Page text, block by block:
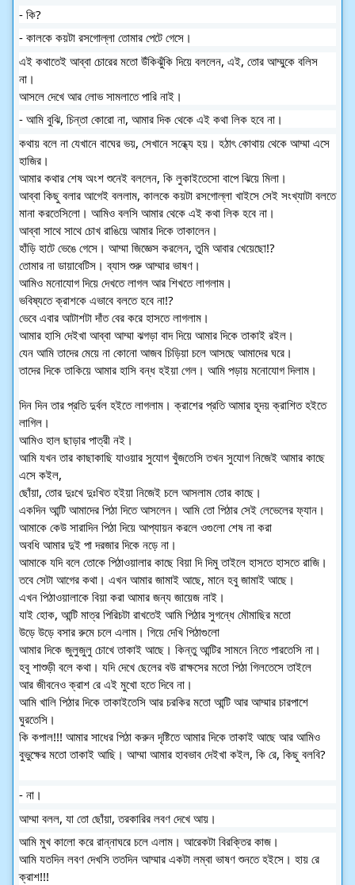
- কি?
- কালকে কয়টা রসগোল্লা তোমার পেটে গেসে।
এই কথাতেই আব্বা চোরের মতো উঁকিঝুঁকি দিয়ে বললেন, এই, তোর আম্মুকে বলিস
না।
আসলে দেখে আর লোভ সামলাতে পারি নাই।
- আমি বুঝি, চিন্তা কোরো না, আমার দিক থেকে এই কথা লিক হবে না।
কথায় বলে না যেখানে বাঘের ভয়, সেখানে সন্ধ্যে হয়। হঠাৎ কোথায় থেকে আম্মা এসে
হাজির।
আমার কথার শেষ অংশ শুনেই বললেন, কি লুকাইতেসো বাপে ঝিয়ে মিলা।
আব্বা কিছু বলার আগেই বললাম, কালকে কয়টা রসগোল্লা খাইসে সেই সংখ্যাটা বলতে
মানা করতেসিলো। আমিও বলসি আমার থেকে এই কথা লিক হবে না।
আব্বা সাথে সাথে চোখ রাঙিয়ে আমার দিকে তাকালেন।
হাঁড়ি হাটে ভেঙে গেসে। আম্মা জিজ্ঞেস করলেন, তুমি আবার খেয়েছো!?
তোমার না ডায়াবেটিস। ব্যাস শুরু আম্মার ভাষণ।
আমিও মনোযোগ দিয়ে দেখতে লাগল আর শিখতে লাগলাম।
ভবিষ্যতে ক্রাশকে এভাবে বলতে হবে না!?
ভেবে এবার আটাশটা দাঁত বের করে হাসতে লাগলাম।
আমার হাসি দেইখা আব্বা আম্মা ঝগড়া বাদ দিয়ে আমার দিকে তাকাই রইল।
যেন আমি তাদের মেয়ে না কোনো আজব চিড়িয়া চলে আসছে আমাদের ঘরে।
তাদের দিকে তাকিয়ে আমার হাসি বন্ধ হইয়া গেল। আমি পড়ায় মনোযোগ দিলাম।
দিন দিন তার প্রতি দুর্বল হইতে লাগলাম। ক্রাশের প্রতি আমার হূদয় ক্রাশিত হইতে
লাগিল।
আমিও হাল ছাড়ার পাত্রী নই।
আমি যখন তার কাছাকাছি যাওয়ার সুযোগ খুঁজতেসি তখন সুযোগ নিজেই আমার কাছে
এসে কইল,
ছোঁয়া, তোর দুঃখে দুঃখিত হইয়া নিজেই চলে আসলাম তোর কাছে।
একদিন আন্টি আমাদের পিঠা দিতে আসলেন। আমি তো পিঠার সেই লেভেলের ফ্যান।
আমাকে কেউ সারাদিন পিঠা দিয়ে আপ্যায়ন করলে ওগুলো শেষ না করা
অবধি আমার দুই পা দরজার দিকে নড়ে না।
আমাকে যদি বলে তোকে পিঠাওয়ালার কাছে বিয়া দি দিমু তাইলে হাসতে হাসতে রাজি।
তবে সেটা আগের কথা। এখন আমার জামাই আছে, মানে হবু জামাই আছে।
এখন পিঠাওয়ালাকে বিয়া করা আমার জন্য জায়েজ নাই।
যাই হোক, আন্টি মাত্র পিরিচটা রাখতেই আমি পিঠার সুগন্ধে মৌমাছির মতো
উড়ে উড়ে বসার রুমে চলে এলাম। গিয়ে দেখি পিঠাগুলো
আমার দিকে জুলুজুলু চোখে তাকাই আছে। কিন্তু আন্টির সামনে নিতে পারতেসি না।
হবু শাশুড়ী বলে কথা। যদি দেখে ছেলের বউ রাক্ষসের মতো পিঠা গিলতেসে তাইলে
আর জীবনেও ক্রাশ রে এই মুখো হতে দিবে না।
আমি খালি পিঠার দিকে তাকাইতেসি আর চরকির মতো আন্টি আর আম্মার চারপাশে
ঘুরতেসি।
কি কপাল!!! আমার সাধের পিঠা করুন দৃষ্টিতে আমার দিকে তাকাই আছে আর আমিও
বুভুক্ষের মতো তাকাই আছি। আম্মা আমার হাবভাব দেইখা কইল, কি রে, কিছু বলবি?
- না।
আম্মা বলল, যা তো ছোঁয়া, তরকারির লবণ দেখে আয়।
আমি মুখ কালো করে রান্নাঘরে চলে এলাম। আরেকটা বিরক্তির কাজ।
আমি যতদিন লবণ দেখসি ততদিন আম্মার একটা লম্বা ভাষণ শুনতে হইসে। হায় রে
ক্রাশ!!!